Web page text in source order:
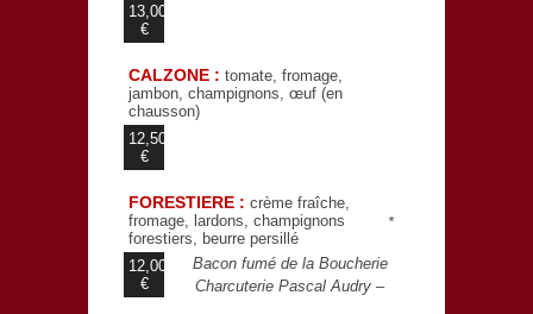
13,00
€
CALZONE : tomate, fromage,
jambon, champignons, œuf (en
chausson)
12,50
€
FORESTIERE : crème fraîche,
fromage, lardons, champignons
forestiers, beurre persillé
12,00
€
*
Bacon fumé de la Boucherie
Charcuterie Pascal Audry –